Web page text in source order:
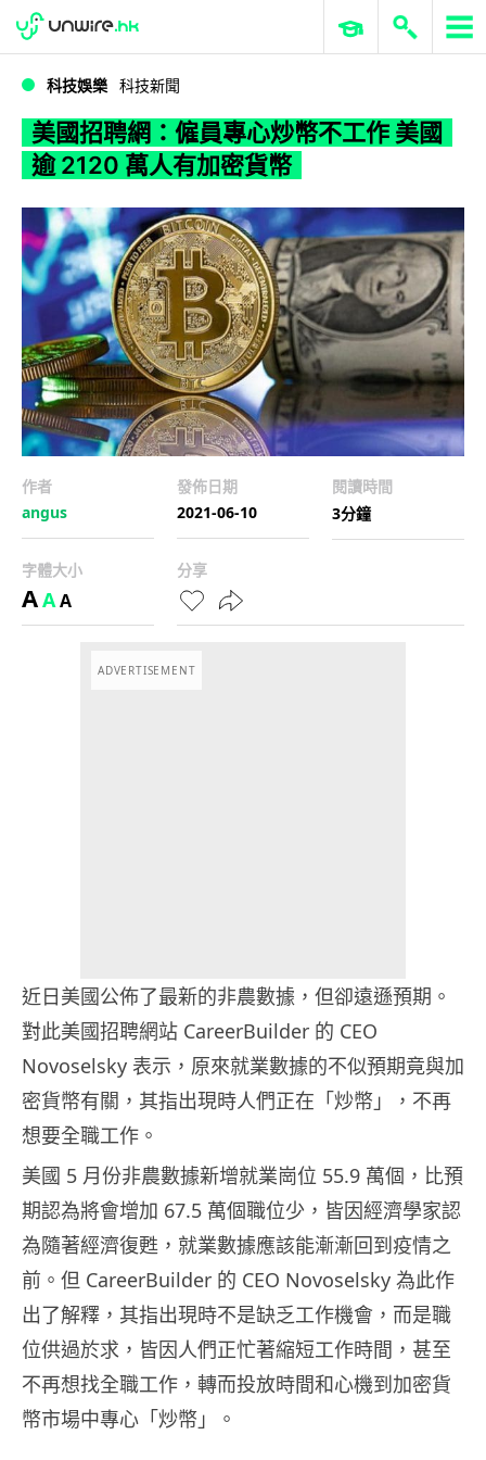
WWDC 2026 ERP 與商業 AI
科技娛樂 科技新聞
美國招聘網：僱員專心炒幣不工作 美國
逾 2120 萬人有加密貨幣
作者
angus
發佈日期
2021-06-10
閱讀時間
3分鐘
字體大小
AAA
分享
ADVERTISEMENT
近日美國公佈了最新的非農數據，但卻遠遜預期。
對此美國招聘網站 CareerBuilder 的 CEO
Novoselsky 表示，原來就業數據的不似預期竟與加
密貨幣有關，其指出現時人們正在「炒幣」，不再
想要全職工作。
美國 5 月份非農數據新增就業崗位 55.9 萬個，比預
期認為將會增加 67.5 萬個職位少，皆因經濟學家認
為隨著經濟復甦，就業數據應該能漸漸回到疫情之
前。但 CareerBuilder 的 CEO Novoselsky 為此作
出了解釋，其指出現時不是缺乏工作機會，而是職
位供過於求，皆因人們正忙著縮短工作時間，甚至
不再想找全職工作，轉而投放時間和心機到加密貨
幣市場中專心「炒幣」。